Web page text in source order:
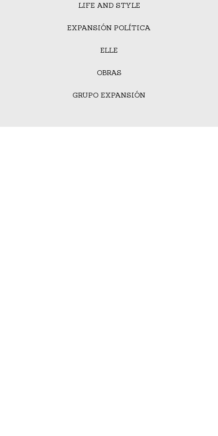
LIFE AND STYLE
EXPANSIÓN POLÍTICA
ELLE
OBRAS
GRUPO EXPANSIÓN